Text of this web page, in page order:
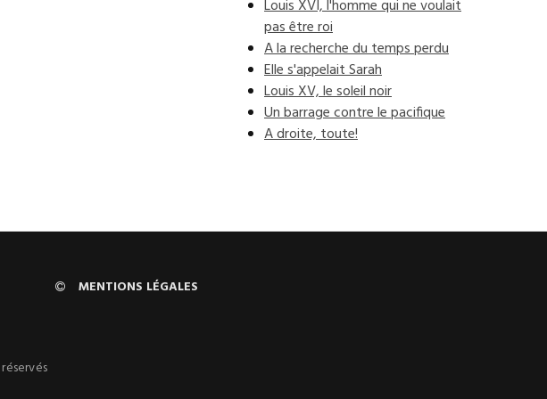
Louis XVI, l'homme qui ne voulait
pas être roi
A la recherche du temps perdu
Elle s'appelait Sarah
Louis XV, le soleil noir
Un barrage contre le pacifique
A droite, toute!
MENTIONS LÉGALES